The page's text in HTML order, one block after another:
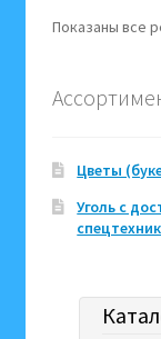
Показаны все
Цветы
Уголь с